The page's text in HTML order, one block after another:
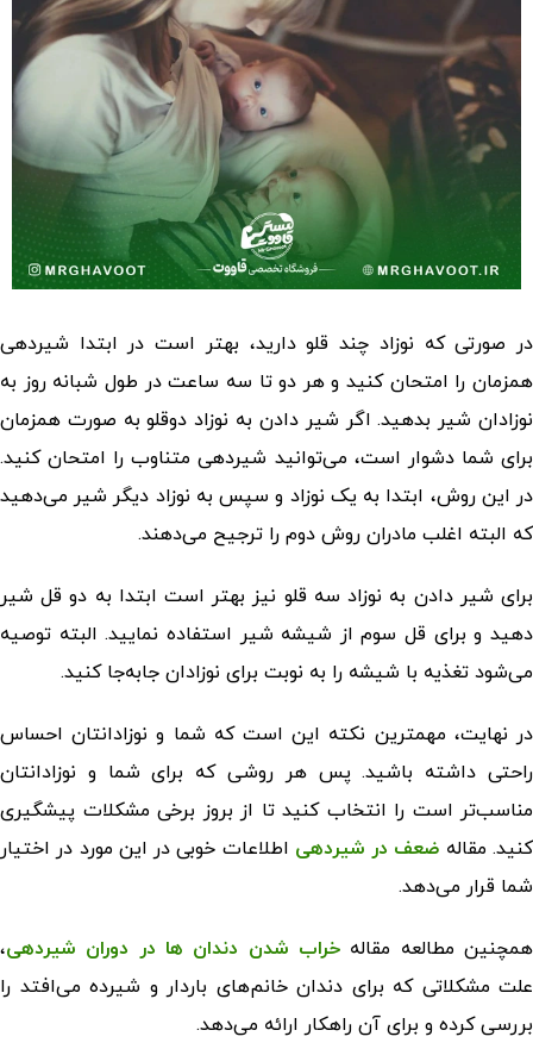
در صورتی که نوزاد چند قلو دارید، بهتر است در ابتدا شیردهی
همزمان را امتحان کنید و هر دو تا سه ساعت در طول شبانه روز به
نوزادان شیر بدهید. اگر شیر دادن به نوزاد دوقلو به صورت همزمان
برای شما دشوار است، می‌توانید شیردهی متناوب را امتحان کنید.
در این روش، ابتدا به یک نوزاد و سپس به نوزاد دیگر شیر می‌دهید
که البته اغلب مادران روش دوم را ترجیح می‌دهند.
برای شیر دادن به نوزاد سه قلو نیز بهتر است ابتدا به دو قل شیر
دهید و برای قل سوم از شیشه شیر استفاده نمایید. البته توصیه
می‌شود تغذیه با شیشه را به نوبت برای نوزادان جابه‌جا کنید.
در نهایت، مهمترین نکته این است که شما و نوزادانتان احساس
راحتی داشته باشید. پس هر روشی که برای شما و نوزادانتان
مناسب‌تر است را انتخاب کنید تا از بروز برخی مشکلات پیشگیری
کنید. مقاله ضعف در شیردهی اطلاعات خوبی در این مورد در اختیار
شما قرار می‌دهد.
همچنین مطالعه مقاله خراب شدن دندان ها در دوران شیردهی،
علت مشکلاتی که برای دندان خانم‌های باردار و شیرده می‌افتد را
بررسی کرده و برای آن راهکار ارائه می‌دهد.